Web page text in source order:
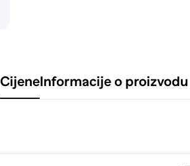
CijeneInformacije o proizvodu